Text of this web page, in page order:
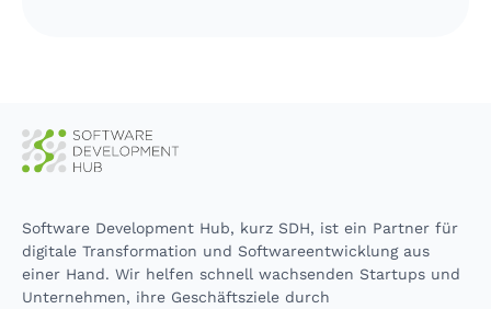
Software Development Hub, kurz SDH, ist ein Partner für
digitale Transformation und Softwareentwicklung aus
einer Hand. Wir helfen schnell wachsenden Startups und
Unternehmen, ihre Geschäftsziele durch